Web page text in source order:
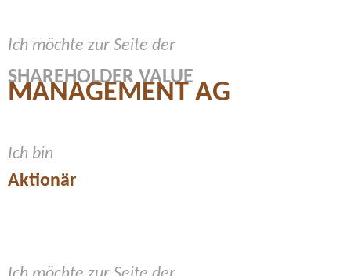
Ich möchte zur Seite der
SHAREHOLDER VALUE
MANAGEMENT AG
Ich bin
Aktionär